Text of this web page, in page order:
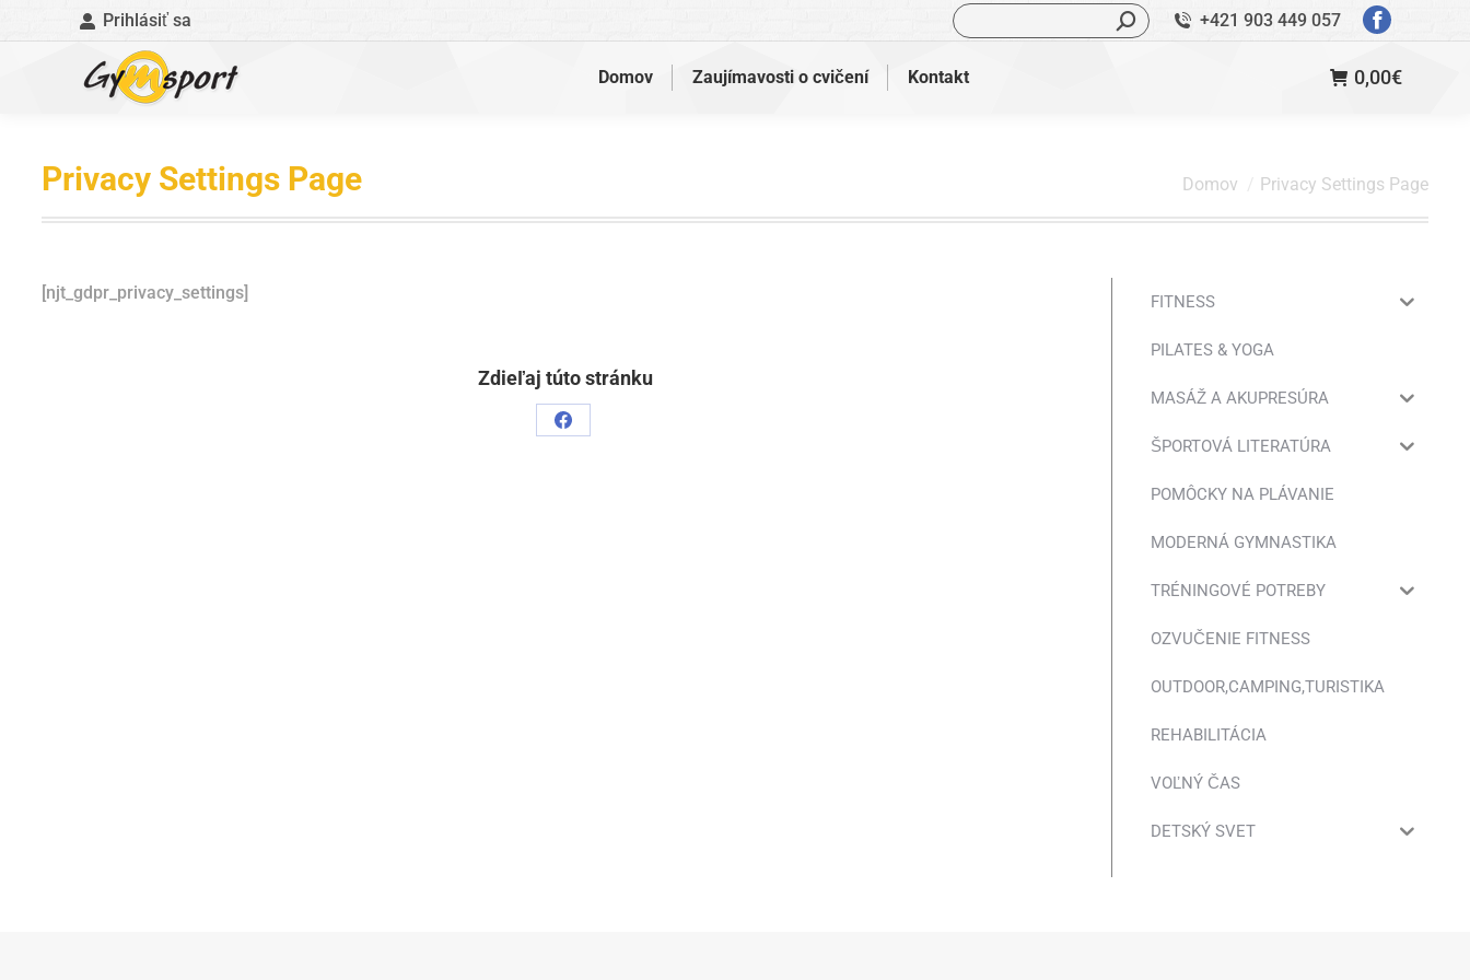
Prihlásiť sa Vyhľadávanie: +421 903 449 057
otvorí
okne
Domov Zaujímavosti o cvičení Kontakt 0,00€
Privacy Settings Page Nachádzate sa tu:
Domov Privacy Settings Page
[njt_gdpr_privacy_settings]
Zdieľaj túto stránku
Podiel
FITNESS
PILATES & YOGA
MASÁŽ A AKUPRESÚRA
ŠPORTOVÁ LITERATÚRA
POMÔCKY NA PLÁVANIE
MODERNÁ GYMNASTIKA
TRÉNINGOVÉ POTREBY
OZVUČENIE FITNESS
OUTDOOR,CAMPING,TURISTIKA
REHABILITÁCIA
VOĽNÝ ČAS
DETSKÝ SVET